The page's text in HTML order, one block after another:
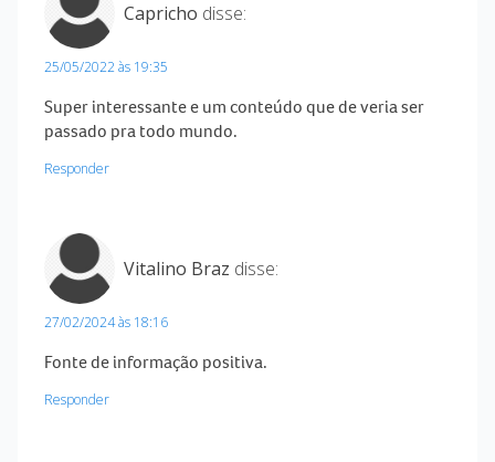
Capricho disse:
25/05/2022 às 19:35
Super interessante e um conteúdo que de veria ser
passado pra todo mundo.
Responder
Vitalino Braz disse:
27/02/2024 às 18:16
Fonte de informação positiva.
Responder